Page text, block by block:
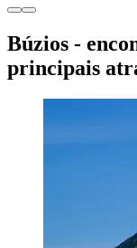
Búzios -
principais